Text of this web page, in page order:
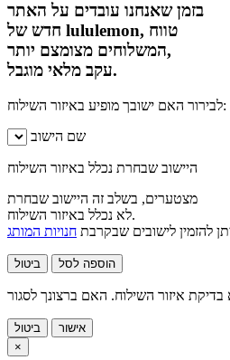
בזמן שאנחנו עובדים על האתר
חדש של lululemon, טווח
המשלוחים מצומצם יותר,
עקב מלאי מוגבל.
לבירור האם ישובך מופיע באיזור השילוח:
שם הישוב
היישוב שבחרת נכלל באיזור השילוח
מצטערים, בשלב זה היישוב שבחרת
לא נכלל באיזור השילוח.
להזמין לישובים שבקרבת
ביטול הוספה לסל
ביטול
אישור
×